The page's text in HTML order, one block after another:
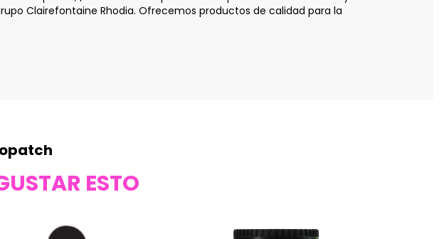
Clairefontaine Rhodia. Ofrecemos productos de calidad para la
ESTO